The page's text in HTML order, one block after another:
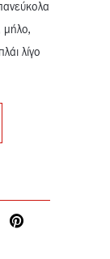
μήλο,
λίγο